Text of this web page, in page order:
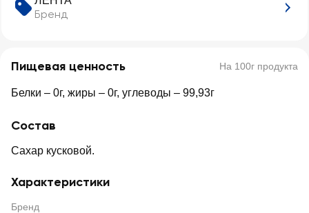
Бренд
Пищевая ценность На 100г продукта
Белки – 0г, жиры – 0г, углеводы – 99,93г
Состав
Сахар кусковой.
Характеристики
Бренд